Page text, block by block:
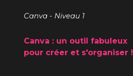
Canva - Niveau 1
Canva : un outil fabuleux
pour créer et s'organiser !